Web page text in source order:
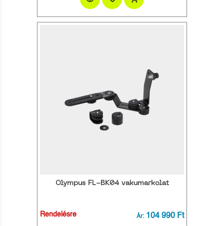
Olympus FL-BK04 vakumarkolat
Rendelésre Ár: 104 990 Ft